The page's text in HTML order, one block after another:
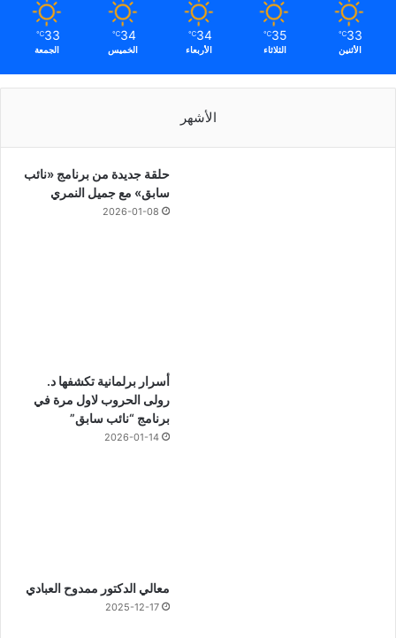
33
℃
الأثنين
35
℃
الثلاثاء
34
℃
الأربعاء
34
℃
الخميس
33
℃
الجمعة
الأشهر
حلقة جديدة من برنامج «نائب
سابق» مع جميل النمري
2026-01-08
أسرار برلمانية تكشفها د.
رولى الحروب لاول مرة في
برنامج “نائب سابق”
2026-01-14
معالي الدكتور ممدوح العبادي
2025-12-17